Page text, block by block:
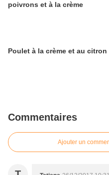
poivrons et à la crème
Poulet à la crème et au citron
Commentaires
Ajouter un